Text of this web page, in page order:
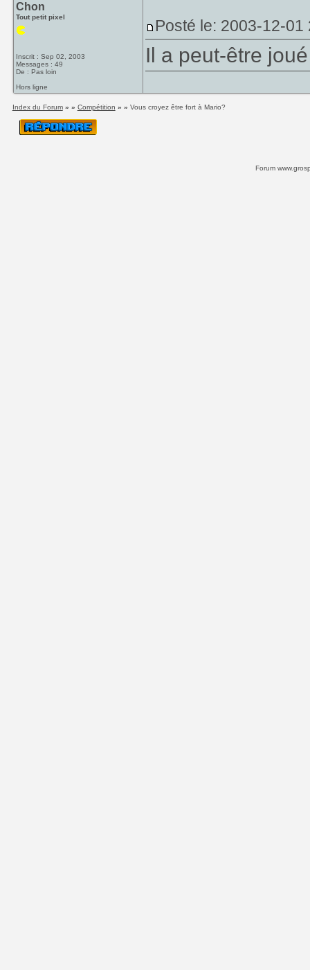
Chon
Tout petit pixel
Inscrit : Sep 02, 2003
Messages : 49
De : Pas loin
Hors ligne
Posté le: 2003-12-01
Il a peut-être
Index du Forum» » Compétition » » Vous croyez être fort à Mario?
Forum